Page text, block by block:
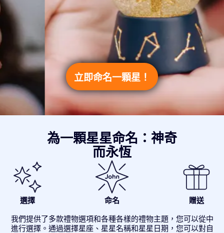
立即命名一顆星！
為一顆星星命名：神奇
而永恆
選擇 命名 贈送
我們提供了多款禮物選項和各種各樣的禮物主題，您可以從中
進行選擇。通過選擇星座、星星名稱和星星日期，您可以對自